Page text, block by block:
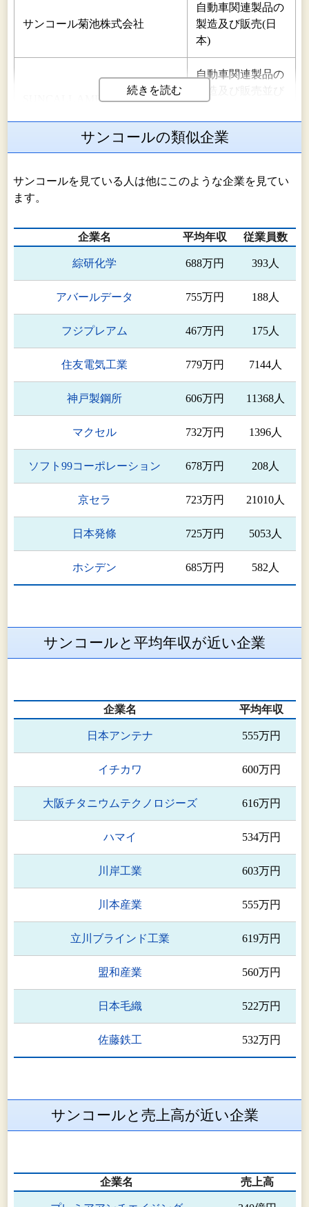
続きを読む
サンコール菊池株式会社
自動車関連製品の
製造及び販売(日
本)
SUNCALL AMERICA INC.
自動車関連製品の
(北米)
SUNCALL CO.,(H.K.)LTD.
び通信関連の販売
(アジア)
SUNCALL HIGH PRECISION
(THAILAND)LTD.
びプリンター関連
の製造及び販売
SUNCALL TECHNOLOGY
VIETNAM CO.,LTD.
製造及び販売(ア
SUNCALL(Guangzhou)CO.,LTD.
製造及び販売(ア
ジア)
Suncall Technologies(SZ)Co.,Ltd.
プリンター関連及
び通信関連の製造
及び販売(アジア)
Suncall(Guangzhou)Trading
材料関連製品の販
SUNCALL TECHNOLOGIES
自動車関連製品の
SUNCALL(Tianjin)Co.,Ltd.
自動車関連製品の
製造及び販売(ア
KOBELCO SPRING
材料関連製品の製
MEXICO,S.A.de C.V.
製造及び販売
株式会社アイメス
主にHDD用サスペ
の生産設備設計・
サンコールの類似企業
サンコールを見ている人は他にこのような企業を見てい
ます。
企業名 平均年収 従業員数
綜研化学 688万円 393人
アバールデータ 755万円 188人
フジプレアム 467万円 175人
住友電気工業 779万円 7144人
神戸製鋼所 606万円 11368人
マクセル 732万円 1396人
ソフト99コーポレーション 678万円 208人
京セラ 723万円 21010人
日本発條 725万円 5053人
ホシデン 685万円 582人
サンコールと平均年収が近い企業
企業名 平均年収
日本アンテナ 555万円
イチカワ 600万円
大阪チタニウムテクノロジーズ 616万円
ハマイ 534万円
川岸工業 603万円
川本産業 555万円
立川ブラインド工業 619万円
盟和産業 560万円
日本毛織 522万円
佐藤鉄工 532万円
サンコールと売上高が近い企業
企業名 売上高